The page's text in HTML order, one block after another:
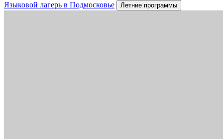
Языковой лагерь в Подмосковье
Летние программы